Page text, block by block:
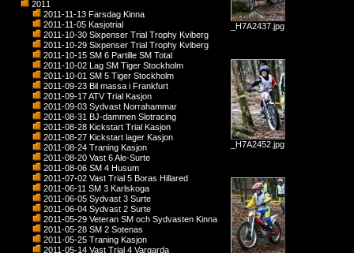
2011
2011-11-13 Farsdag Kinna
2011-11-05 Kasjotrial
2011-10-30 Sixpenser Trial Trophy Kviberg
2011-10-29 Sixpenser Trial Trophy Kviberg
2011-10-15 SM 6 Partille SM Total
2011-10-02 Lag SM Tiger Stockholm
2011-10-01 SM 5 Tiger Stockholm
2011-09-23 Bil massa i Frankfurt
2011-09-17 ATV Trial Kasjon
2011-09-03 Sydvast Norrahammar
2011-08-31 BJ-dammen Slotracing
2011-08-28 Kickstart Trial Kasjon
2011-08-27 Kickstart lager Kasjon
2011-08-24 Traning Kasjon
2011-08-20 Vast 6 Ale-Surte
2011-08-06 SM 4 Husum
2011-07-02 Vast Trial 5 Boras Hillared
2011-06-11 SM 3 Karlskoga
2011-06-05 Sydvast 3 Surte
2011-06-04 Sydvast 2 Surte
2011-05-29 Veteran SM och Sydvasten Kinna
2011-05-28 SM 2 Sotenas
2011-05-25 Traning Kasjon
2011-05-14 Vast Trial 4 Vargarda
_H7A2437.jpg
_H7A2452.jpg